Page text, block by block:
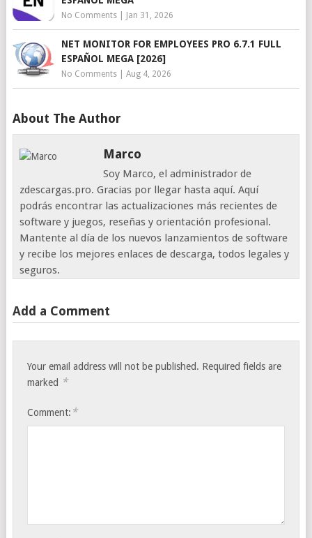
No Comments| Jan 31, 2026
NET MONITOR FOR EMPLOYEES PRO 6.7.1 FULL
ESPAÑOL MEGA [2026]
No Comments| Aug 4, 2026
About The Author
Marco
Soy Marco, el administrador de
zdescargas.pro. Gracias por llegar hasta aquí. Aquí
podrás encontrar las actualizaciones más recientes de
software y juegos, reseñas y orientación profesional.
Mantente al día de los nuevos lanzamientos de software
y recibe los mejores enlaces de descarga, todos legales y
seguros.
Add a Comment
Your email address will not be published. Required fields are
marked *
Comment: *